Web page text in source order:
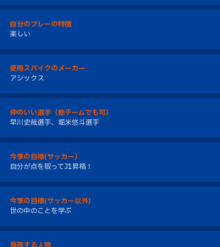
自分のプレーの特徴
楽しい
使用スパイクのメーカー
アシックス
仲のいい選手（他チームでも可）
早川史哉選手、堀米悠斗選手
今季の目標(サッカー）
自分が点を取ってJ1昇格！
今季の目標(サッカー以外)
世の中のことを学ぶ